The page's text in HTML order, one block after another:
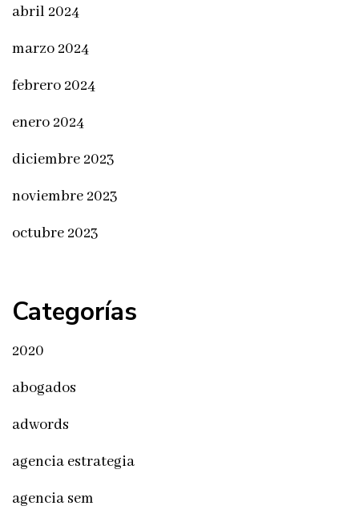
abril 2024
marzo 2024
febrero 2024
enero 2024
diciembre 2023
noviembre 2023
octubre 2023
Categorías
2020
abogados
adwords
agencia estrategia
agencia sem